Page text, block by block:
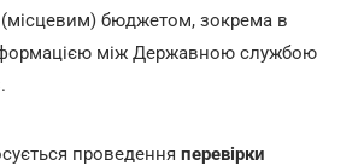
бюджетом, зокрема в
між Державною службою
проведення перевірки